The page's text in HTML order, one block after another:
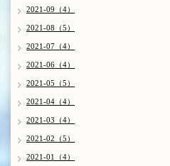
2021-09（4）
2021-08（5）
2021-07（4）
2021-06（4）
2021-05（5）
2021-04（4）
2021-03（4）
2021-02（5）
2021-01（4）